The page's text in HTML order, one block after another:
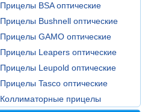
Прицелы BSA оптические
Прицелы Bushnell оптические
Прицелы GAMO оптические
Прицелы Leapers оптические
Прицелы Leupold оптические
Прицелы Tasco оптические
Коллиматорные прицелы